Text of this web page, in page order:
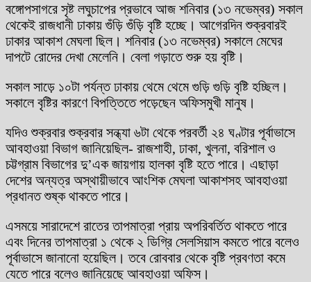
বঙ্গোপসাগরে সৃষ্ট লঘুচাপের প্রভাবে আজ শনিবার (১৩ নভেম্বর) সকাল
থেকেই রাজধানী ঢাকায় গুঁড়ি গুঁড়ি বৃষ্টি হচ্ছে। আগেরদিন শুক্রবারই
ঢাকার আকাশ মেঘলা ছিল। শনিবার (১৩ নভেম্বর) সকালে মেঘের
দাপটে রোদের দেখা মেলেনি। বেলা গড়াতে শুরু হয় বৃষ্টি।
সকাল সাড়ে ১০টা পর্যন্ত ঢাকায় থেমে থেমে গুড়ি গুড়ি বৃষ্টি হচ্ছিল।
সকালে বৃষ্টির কারণে বিপত্তিতে পড়েছেন অফিসমুখী মানুষ।
যদিও শুক্রবার শুক্রবার সন্ধ্যা ৬টা থেকে পরবর্তী ২৪ ঘণ্টার পূর্বাভাসে
আবহাওয়া বিভাগ জানিয়েছিল- রাজশাহী, ঢাকা, খুলনা, বরিশাল ও
চট্টগ্রাম বিভাগের দু’এক জায়গায় হালকা বৃষ্টি হতে পারে। এছাড়া
দেশের অন্যত্র অস্থায়ীভাবে আংশিক মেঘলা আকাশসহ আবহাওয়া
প্রধানত শুষ্ক থাকতে পারে।
এসময়ে সারাদেশে রাতের তাপমাত্রা প্রায় অপরিবর্তিত থাকতে পারে
এবং দিনের তাপমাত্রা ১ থেকে ২ ডিগ্রি সেলসিয়াস কমতে পারে বলেও
পূর্বাভাসে জানানো হয়েছিল। তবে রোববার থেকে বৃষ্টি প্রবণতা কমে
যেতে পারে বলেও জানিয়েছে আবহাওয়া অফিস।